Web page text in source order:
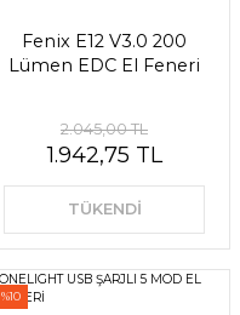
Fenix ​​E12 V3.0 200
Lümen EDC El Feneri
2.045,00 TL
1.942,75 TL
TÜKENDİ
%10